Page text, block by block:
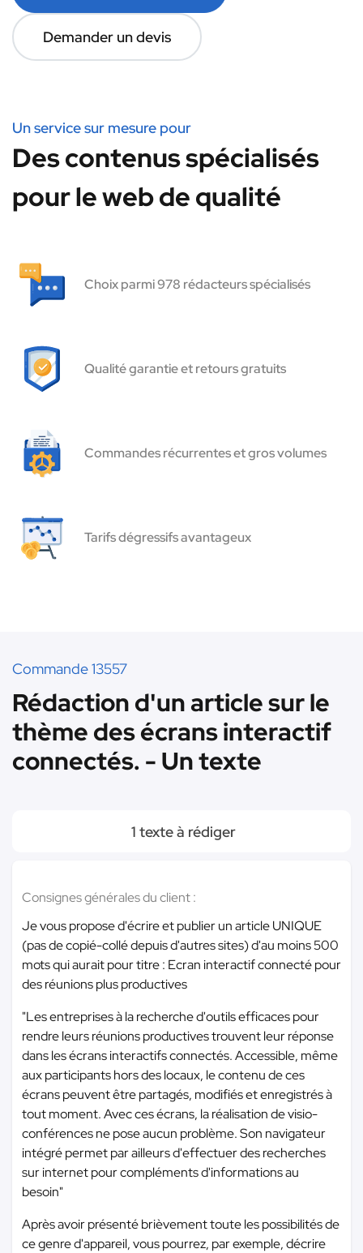
Demander un devis
Un service sur mesure pour
Des contenus spécialisés
pour le web de qualité
Choix parmi 978 rédacteurs spécialisés
Qualité garantie et retours gratuits
Commandes récurrentes et gros volumes
Tarifs dégressifs avantageux
Commande 13557
Rédaction d'un article sur le
thème des écrans interactif
connectés. - Un texte
1 texte à rédiger
Consignes générales du client :
Je vous propose d'écrire et publier un article UNIQUE
(pas de copié-collé depuis d'autres sites) d'au moins 500
mots qui aurait pour titre : Ecran interactif connecté pour
des réunions plus productives
"Les entreprises à la recherche d'outils efficaces pour
rendre leurs réunions productives trouvent leur réponse
dans les écrans interactifs connectés. Accessible, même
aux participants hors des locaux, le contenu de ces
écrans peuvent être partagés, modifiés et enregistrés à
tout moment. Avec ces écrans, la réalisation de visio-
conférences ne pose aucun problème. Son navigateur
intégré permet par ailleurs d'effectuer des recherches
sur internet pour compléments d'informations au
besoin"
Après avoir présenté brièvement toute les possibilités de
ce genre d'appareil, vous pourrez, par exemple, décrire